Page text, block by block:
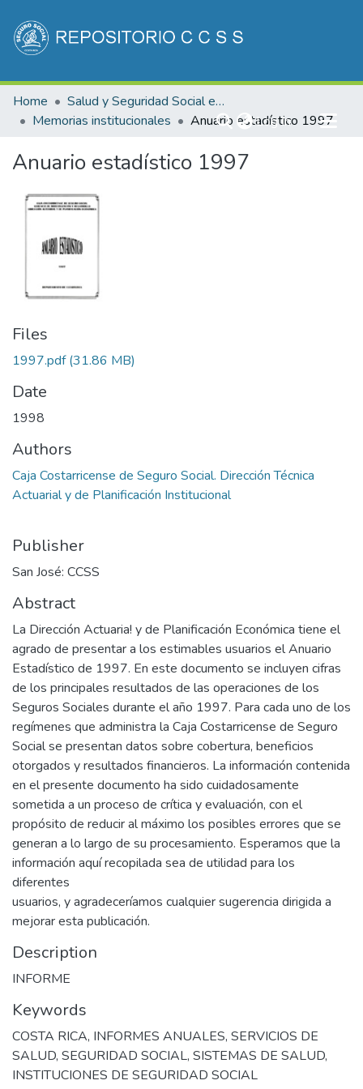
Log In(current)
Communities & Collections
All of DSpace
Home
Salud y Seguridad Social en Costa Rica
Memorias institucionales
Anuario estadístico 1997
Anuario estadístico 1997
Files
1997.pdf(31.86 MB)
Date
1998
Authors
Caja Costarricense de Seguro Social. Dirección Técnica
Actuarial y de Planificación Institucional
Publisher
San José: CCSS
Abstract
La Dirección Actuaria! y de Planificación Económica tiene el
agrado de presentar a los estimables usuarios el Anuario
Estadístico de 1997. En este documento se incluyen cifras
de los principales resultados de las operaciones de los
Seguros Sociales durante el año 1997. Para cada uno de los
regímenes que administra la Caja Costarricense de Seguro
Social se presentan datos sobre cobertura, beneficios
otorgados y resultados financieros. La información contenida
en el presente documento ha sido cuidadosamente
sometida a un proceso de crítica y evaluación, con el
propósito de reducir al máximo los posibles errores que se
generan a lo largo de su procesamiento. Esperamos que la
información aquí recopilada sea de utilidad para los
diferentes
usuarios, y agradeceríamos cualquier sugerencia dirigida a
mejorar esta publicación.
Description
INFORME
Keywords
COSTA RICA, INFORMES ANUALES, SERVICIOS DE
SALUD, SEGURIDAD SOCIAL, SISTEMAS DE SALUD,
INSTITUCIONES DE SEGURIDAD SOCIAL